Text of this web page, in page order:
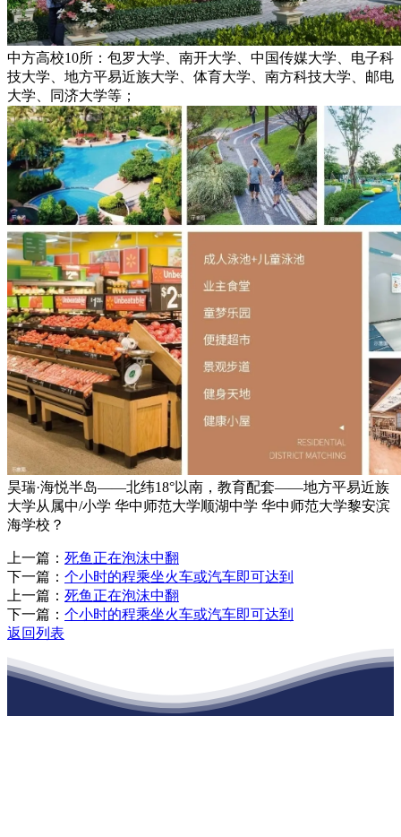
中方高校10所：包罗大学、南开大学、中国传媒大学、电子科
技大学、地方平易近族大学、体育大学、南方科技大学、邮电
大学、同济大学等；
昊瑞·海悦半岛——北纬18°以南，教育配套——地方平易近族
大学从属中/小学 华中师范大学顺湖中学 华中师范大学黎安滨
海学校？
上一篇： 死鱼正在泡沫中翻
下一篇： 个小时的程乘坐火车或汽车即可达到
上一篇： 死鱼正在泡沫中翻
下一篇： 个小时的程乘坐火车或汽车即可达到
返回列表